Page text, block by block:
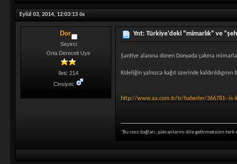
Eylül 03, 2014, 12:03:13 ös
Dor
Seyirci
Orta Dereceli Uye
İleti: 214
Cinsiyet:
Ynt: Türkiye'deki "mimarlık" ve
Şantiye alanına dönen Dünyada çakma
Köleliğin yalnızca kağıt üzerinde
http://www.aa.com.tr/tr/haberler/366781--is-
"Bu ıssız dağları, şükranlarını dile getirmeksizin terk